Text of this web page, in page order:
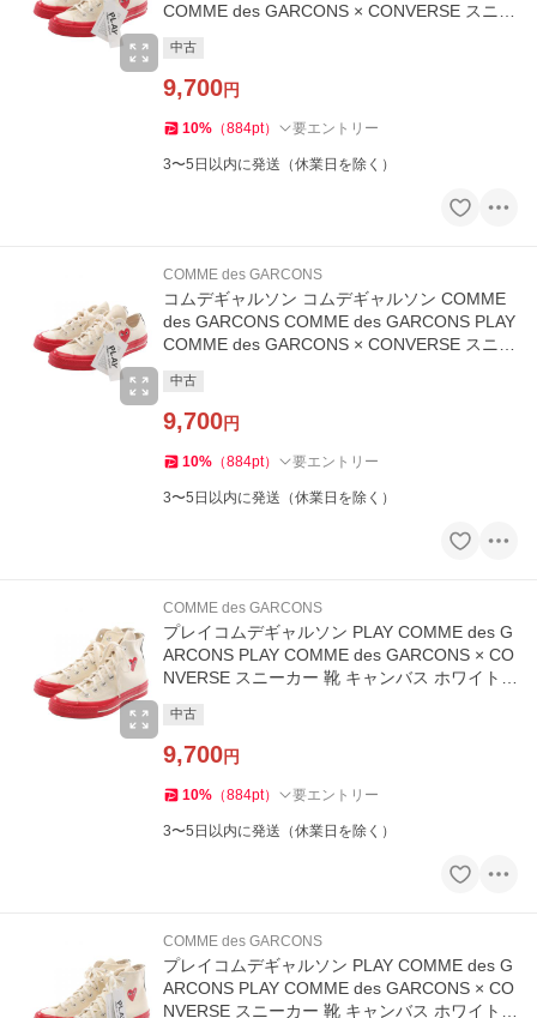
COMME des GARCONS × CONVERSE スニー
中古
9,700円
10% （884pt） 要エントリー
3〜5日以内に発送（休業日を除く）
COMME des GARCONS
コムデギャルソン コムデギャルソン COMME
des GARCONS COMME des GARCONS PLAY
COMME des GARCONS × CONVERSE スニー
中古
9,700円
10% （884pt） 要エントリー
3〜5日以内に発送（休業日を除く）
COMME des GARCONS
プレイコムデギャルソン PLAY COMME des G
ARCONS PLAY COMME des GARCONS × CO
NVERSE スニーカー 靴 キャンバス ホワイト系
中古
9,700円
10% （884pt） 要エントリー
3〜5日以内に発送（休業日を除く）
COMME des GARCONS
プレイコムデギャルソン PLAY COMME des G
ARCONS PLAY COMME des GARCONS × CO
NVERSE スニーカー 靴 キャンバス ホワイト系